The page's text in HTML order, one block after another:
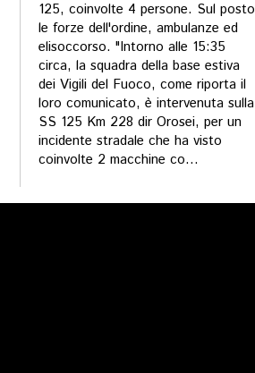
125, coinvolte 4 persone. Sul posto
le forze dell'ordine, ambulanze ed
elisoccorso. "Intorno alle 15:35
circa, la squadra della base estiva
dei Vigili del Fuoco, come riporta il
loro comunicato, è intervenuta sulla
SS 125 Km 228 dir Orosei, per un
incidente stradale che ha visto
coinvolte 2 macchine co...